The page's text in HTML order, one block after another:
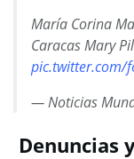
María Corina
Caracas Mary
pic.twitter.com/
— Noticias
Denuncias